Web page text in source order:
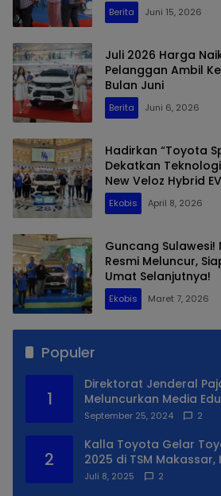
Berita Juni 15, 2026
Juli 2026 Harga
Pelanggan Ambil
Bulan Juni
Berita Juni 6, 2026
Hadirkan “Toyota
Dekatkan
New Veloz Hybrid EV
Ekobis April 8, 2026
Guncang Sulawesi!
Resmi Meluncur,
Umat Selanjutnya!
Ekobis Maret 7, 2026
Populer
1
Direktorat Jenderal
Meluncurkan Media
Simulator Coretax
September 25, 2024 2
2
Kalla Toyota Gelar
2025 di TSM
Spesial
Juli 8, 2025 2